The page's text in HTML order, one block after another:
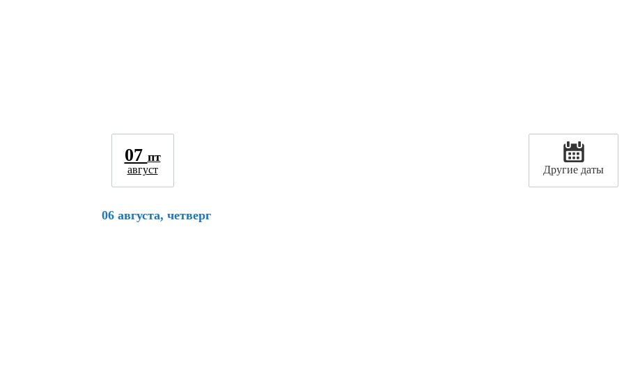
07 пт
август Другие даты
06 августа, четверг